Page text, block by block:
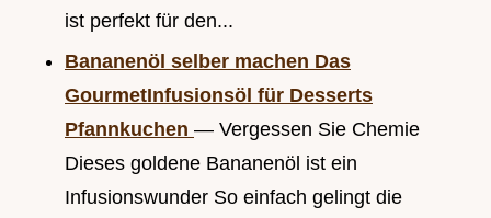
ist perfekt für den...
Bananenöl selber machen Das
GourmetInfusionsöl für Desserts
Pfannkuchen — Vergessen Sie Chemie
Dieses goldene Bananenöl ist ein
Infusionswunder So einfach gelingt die